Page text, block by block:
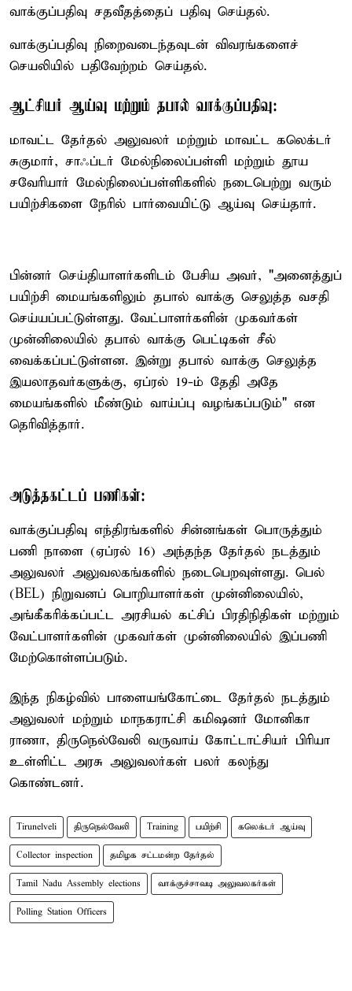
வாக்குப்பதிவு சதவீதத்தைப் பதிவு செய்தல்.
வாக்குப்பதிவு நிறைவடைந்தவுடன் விவரங்களைச்
செயலியில் பதிவேற்றம் செய்தல்.
ஆட்சியர் ஆய்வு மற்றும் தபால் வாக்குப்பதிவு:
மாவட்ட தேர்தல் அலுவலர் மற்றும் மாவட்ட கலெக்டர்
சுகுமார், சாஃப்டர் மேல்நிலைப்பள்ளி மற்றும் தூய
சவேரியார் மேல்நிலைப்பள்ளிகளில் நடைபெற்று வரும்
பயிற்சிகளை நேரில் பார்வையிட்டு ஆய்வு செய்தார்.
பின்னர் செய்தியாளர்களிடம் பேசிய அவர், "அனைத்துப்
பயிற்சி மையங்களிலும் தபால் வாக்கு செலுத்த வசதி
செய்யப்பட்டுள்ளது. வேட்பாளர்களின் முகவர்கள்
முன்னிலையில் தபால் வாக்கு பெட்டிகள் சீல்
வைக்கப்பட்டுள்ளன. இன்று தபால் வாக்கு செலுத்த
இயலாதவர்களுக்கு, ஏப்ரல் 19-ம் தேதி அதே
மையங்களில் மீண்டும் வாய்ப்பு வழங்கப்படும்" என
தெரிவித்தார்.
அடுத்தகட்டப் பணிகள்:
வாக்குப்பதிவு எந்திரங்களில் சின்னங்கள் பொருத்தும்
பணி நாளை (ஏப்ரல் 16) அந்தந்த தேர்தல் நடத்தும்
அலுவலர் அலுவலகங்களில் நடைபெறவுள்ளது. பெல்
(BEL) நிறுவனப் பொறியாளர்கள் முன்னிலையில்,
அங்கீகரிக்கப்பட்ட அரசியல் கட்சிப் பிரதிநிதிகள் மற்றும்
வேட்பாளர்களின் முகவர்கள் முன்னிலையில் இப்பணி
மேற்கொள்ளப்படும்.
இந்த நிகழ்வில் பாளையங்கோட்டை தேர்தல் நடத்தும்
அலுவலர் மற்றும் மாநகராட்சி கமிஷனர் மோனிகா
ராணா, திருநெல்வேலி வருவாய் கோட்டாட்சியர் பிரியா
உள்ளிட்ட அரசு அலுவலர்கள் பலர் கலந்து
கொண்டனர்.
Tirunelveli திருநெல்வேலி Training பயிற்சி கலெக்டர் ஆய்வு
Collector inspection தமிழக சட்டமன்ற தேர்தல்
Tamil Nadu Assembly elections வாக்குச்சாவடி அலுவலகர்கள்
Polling Station Officers